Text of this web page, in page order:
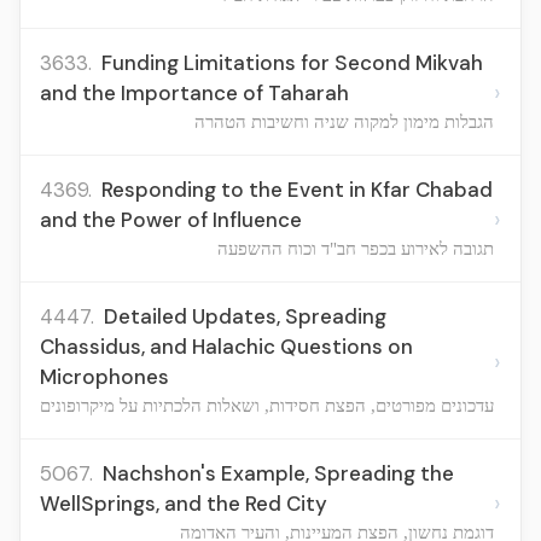
3633. Funding Limitations for Second Mikvah
and the Importance of Taharah
הגבלות מימון למקוה שניה וחשיבות הטהרה
›
4369. Responding to the Event in Kfar Chabad
and the Power of Influence
תגובה לאירוע בכפר חב"ד וכוח ההשפעה
›
4447. Detailed Updates, Spreading
Chassidus, and Halachic Questions on
Microphones
עדכונים מפורטים, הפצת חסידות, ושאלות הלכתיות על מיקרופונים
›
5067. Nachshon's Example, Spreading the
WellSprings, and the Red City
דוגמת נחשון, הפצת המעיינות, והעיר האדומה
›